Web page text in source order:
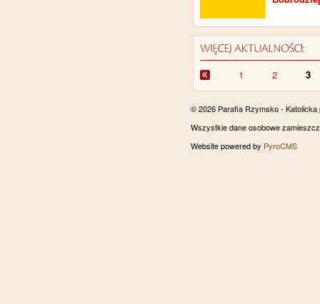
1 2 3
© 2026 Parafia Rzymsko -
Wszystkie dane osobowe
Website powered by PyroCMS